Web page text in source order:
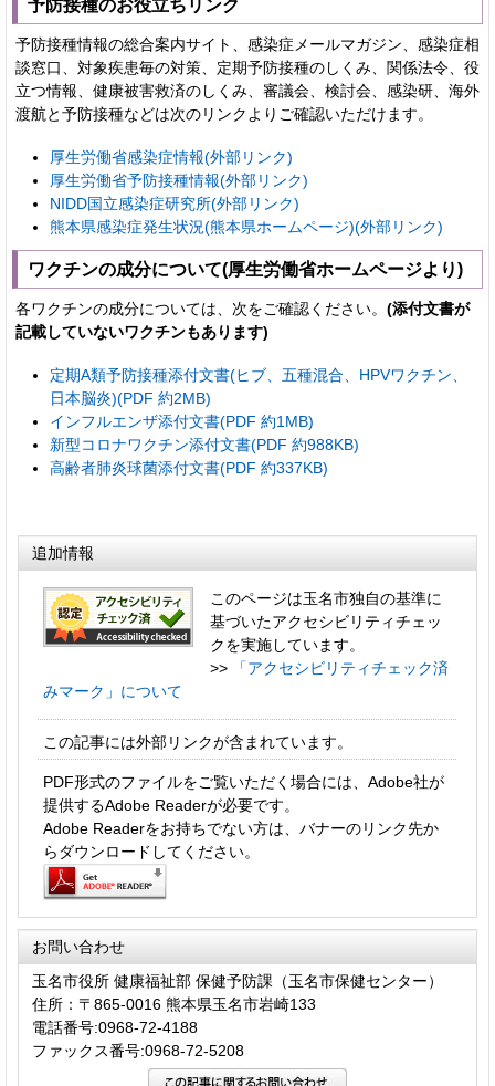
予防接種のお役立ちリンク
予防接種情報の総合案内サイト、感染症メールマガジン、感染症相
談窓口、対象疾患毎の対策、定期予防接種のしくみ、関係法令、役
立つ情報、健康被害救済のしくみ、審議会、検討会、感染研、海外
渡航と予防接種などは次のリンクよりご確認いただけます。
厚生労働省感染症情報(外部リンク)
厚生労働省予防接種情報(外部リンク)
NIDD国立感染症研究所(外部リンク)
熊本県感染症発生状況(熊本県ホームページ)(外部リンク)
ワクチンの成分について(厚生労働省ホームページより)
各ワクチンの成分については、次をご確認ください。 (添付文書が
記載していないワクチンもあります)
定期A類予防接種添付文書(ヒブ、五種混合、HPVワクチン、
日本脳炎)(PDF 約2MB)
インフルエンザ添付文書(PDF 約1MB)
新型コロナワクチン添付文書(PDF 約988KB)
高齢者肺炎球菌添付文書(PDF 約337KB)
追加情報
このページは玉名市独自の基準に
基づいたアクセシビリティチェッ
クを実施しています。
>>
「アクセシビリティチェック済
みマーク」について
この記事には外部リンクが含まれています。
PDF形式のファイルをご覧いただく場合には、Adobe社が
提供するAdobe Readerが必要です。
Adobe Readerをお持ちでない方は、バナーのリンク先か
らダウンロードしてください。
お問い合わせ
玉名市役所 健康福祉部 保健予防課（玉名市保健センター）
住所：〒865-0016 熊本県玉名市岩崎133
電話番号:0968-72-4188
ファックス番号:0968-72-5208